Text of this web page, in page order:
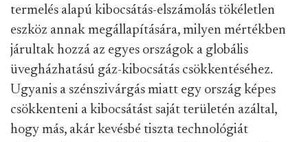
termelés alapú kibocsátás-elszámolás tökéletlen
eszköz annak megállapítására, milyen mértékben
járultak hozzá az egyes országok a globális
üvegházhatású gáz-kibocsátás csökkentéséhez.
Ugyanis a szénszivárgás miatt egy ország képes
csökkenteni a kibocsátást saját területén azáltal,
hogy más, akár kevésbé tiszta technológiát